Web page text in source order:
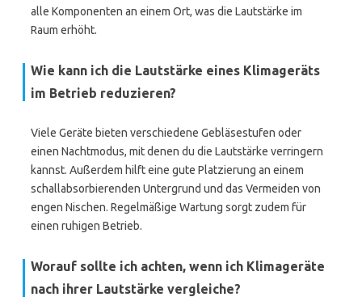
alle Komponenten an einem Ort, was die Lautstärke im
Raum erhöht.
Wie kann ich die Lautstärke eines Klimageräts
im Betrieb reduzieren?
Viele Geräte bieten verschiedene Gebläsestufen oder
einen Nachtmodus, mit denen du die Lautstärke verringern
kannst. Außerdem hilft eine gute Platzierung an einem
schallabsorbierenden Untergrund und das Vermeiden von
engen Nischen. Regelmäßige Wartung sorgt zudem für
einen ruhigen Betrieb.
Worauf sollte ich achten, wenn ich Klimageräte
nach ihrer Lautstärke vergleiche?